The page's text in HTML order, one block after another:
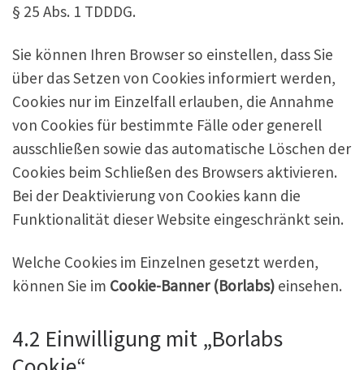
§ 25 Abs. 1 TDDDG.
Sie können Ihren Browser so einstellen, dass Sie
über das Setzen von Cookies informiert werden,
Cookies nur im Einzelfall erlauben, die Annahme
von Cookies für bestimmte Fälle oder generell
ausschließen sowie das automatische Löschen der
Cookies beim Schließen des Browsers aktivieren.
Bei der Deaktivierung von Cookies kann die
Funktionalität dieser Website eingeschränkt sein.
Welche Cookies im Einzelnen gesetzt werden,
können Sie im Cookie-Banner (Borlabs) einsehen.
4.2 Einwilligung mit „Borlabs